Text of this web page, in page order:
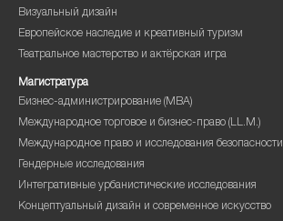
Визуальный дизайн
Европейское наследие и креативный туризм
Театральное мастерство и актёрская игра
Магистратура
Бизнес-администрирование (MBA)
Международное торговое и бизнес-право (LL.M.)
Международное право и исследования безопасности
Гендерные исследования
Интегративные урбанистические исследования
Концептуальный дизайн и современное искусство